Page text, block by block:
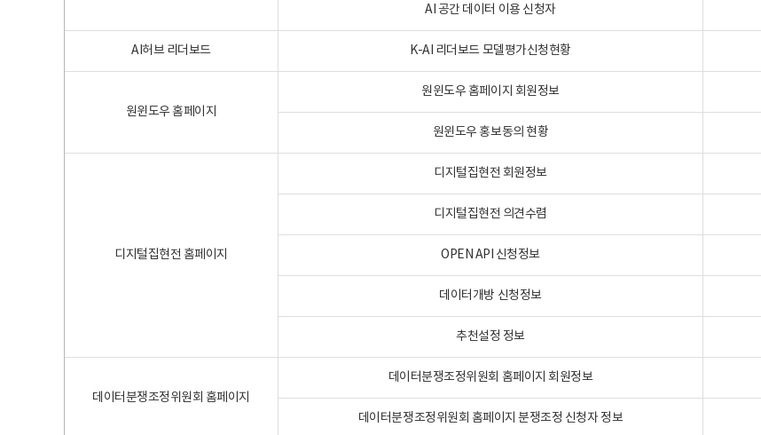
AI 공간 데이터 이용 신청자
AI허브 리더보드 K-AI 리더보드 모델평가신청현황
원윈도우 홈페이지
원윈도우 홈페이지 회원정보
원윈도우 홍보동의 현황
디지털집현전 홈페이지
디지털집현전 회원정보
디지털집현전 의견수렴
OPEN API 신청정보
데이터개방 신청정보
추천설정 정보
데이터분쟁조정위원회 홈페이지
데이터분쟁조정위원회 홈페이지 회원정보
데이터분쟁조정위원회 홈페이지 분쟁조정 신청자 정보